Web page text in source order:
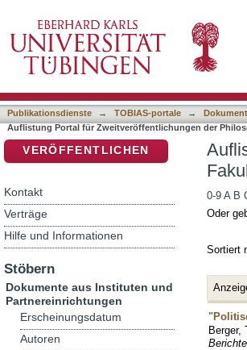
Klassifikation "230"
Publikationsdienste → TOBIAS-portale →
Auflistung Portal für Zweitveröffentlichungen der
0-9 A B
Oder
Sortiert
Berger,
VERÖFFENTLICHEN
Kontakt
Verträge
Hilfe und Informationen
Stöbern
Dokumente aus Instituten und
Partnereinrichtungen
Erscheinungsdatum
Autoren